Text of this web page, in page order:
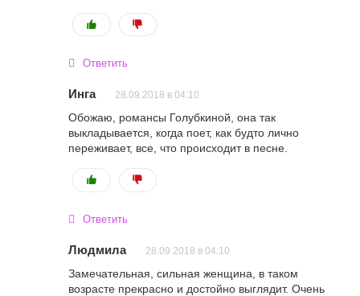
Ответить
Инга 28.09.2018 в 04:10
Обожаю, романсы Голубкиной, она так
выкладывается, когда поет, как будто лично
переживает, все, что происходит в песне.
Ответить
Людмила 28.09.2018 в 04:10
Замечательная, сильная женщина, в таком
возрасте прекрасно и достойно выглядит. Очень